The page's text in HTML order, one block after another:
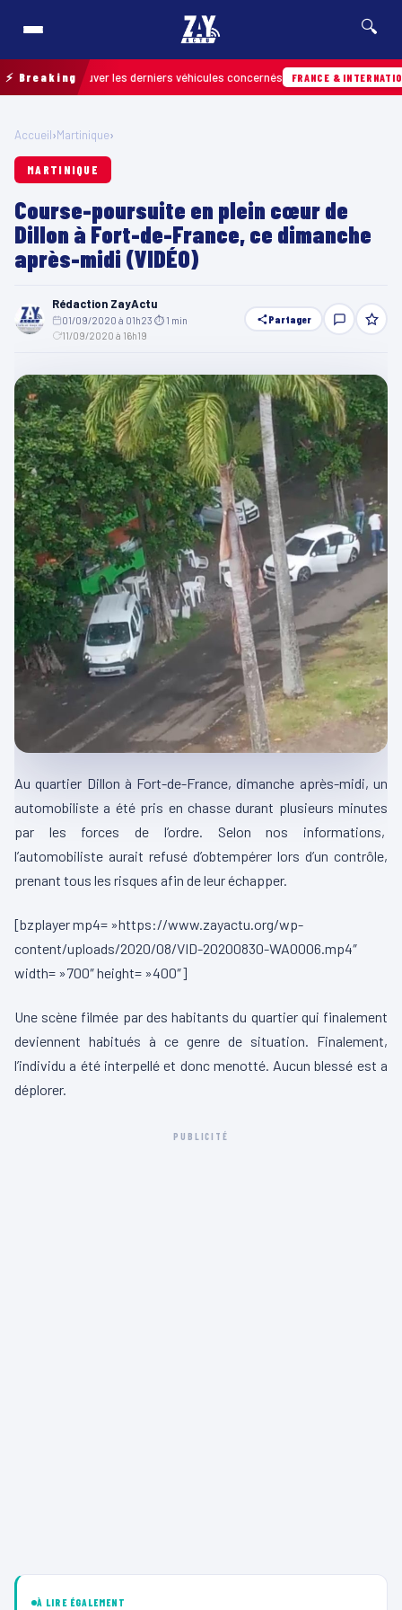
🔍
⚡ Breaking
retrouver les derniers véhicules concernés FRANCE & INTERNATIONALE
Accueil›Martinique›
MARTINIQUE
Course-poursuite en plein cœur de
Dillon à Fort-de-France, ce dimanche
après-midi (VIDÉO)
Rédaction ZayActu
01/09/2020 à 01h23 ⏱ 1 min
11/09/2020 à 16h19
Partager
Au quartier Dillon à Fort-de-France, dimanche après-midi, un
automobiliste a été pris en chasse durant plusieurs minutes
par les forces de l’ordre. Selon nos informations,
l’automobiliste aurait refusé d’obtempérer lors d’un contrôle,
prenant tous les risques afin de leur échapper.
[bzplayer mp4= »https://www.zayactu.org/wp-
content/uploads/2020/08/VID-20200830-WA0006.mp4″
width= »700″ height= »400″]
Une scène filmée par des habitants du quartier qui finalement
deviennent habitués à ce genre de situation. Finalement,
l’individu a été interpellé et donc menotté. Aucun blessé est a
déplorer.
PUBLICITÉ
À LIRE ÉGALEMENT